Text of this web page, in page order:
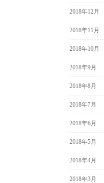
2018年12月
2018年11月
2018年10月
2018年9月
2018年8月
2018年7月
2018年6月
2018年5月
2018年4月
2018年3月